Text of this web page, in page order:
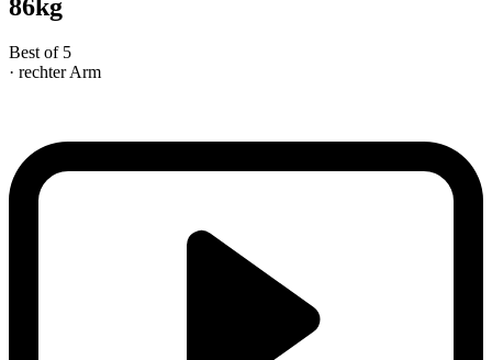
86kg
Best of 5
· rechter Arm